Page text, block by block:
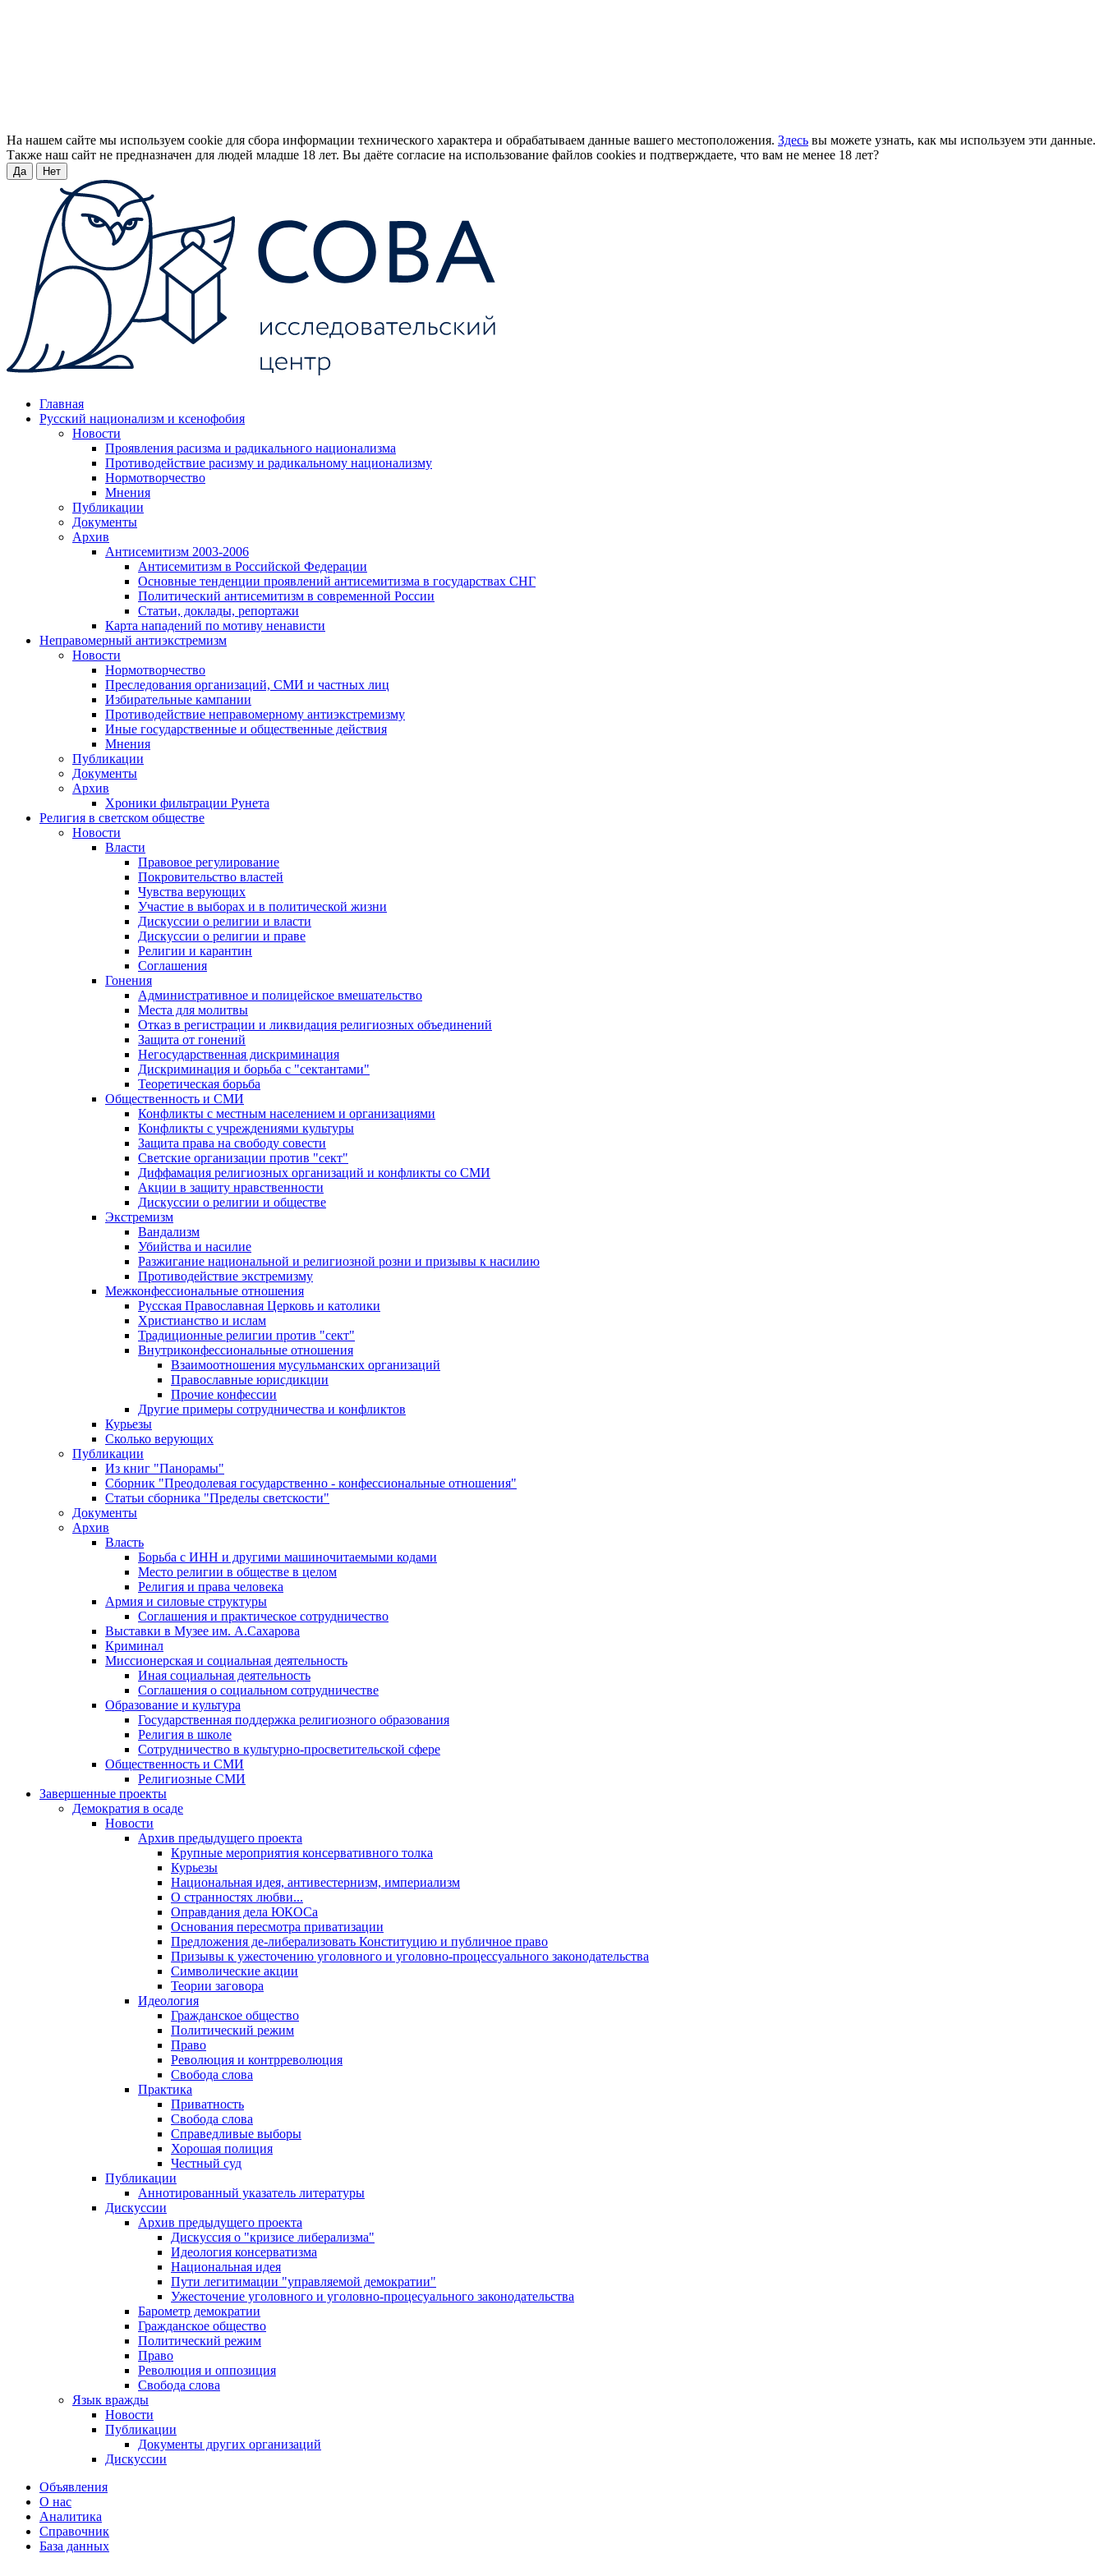
На нашем сайте мы используем cookie для сбора информации технического характера и обрабатываем данные вашего местоположения. Здесь вы можете узнать, как мы используем эти данные.
Также наш сайт не предназначен для людей младше 18 лет. Вы даёте согласие на использование файлов cookies и подтверждаете, что вам не менее 18 лет?
Да Нет
Главная
Русский национализм и ксенофобия
Новости
Проявления расизма и радикального национализма
Противодействие расизму и радикальному национализму
Нормотворчество
Мнения
Публикации
Документы
Архив
Антисемитизм 2003-2006
Антисемитизм в Российской Федерации
Основные тенденции проявлений антисемитизма в государствах СНГ
Политический антисемитизм в современной России
Статьи, доклады, репортажи
Карта нападений по мотиву ненависти
Неправомерный антиэкстремизм
Новости
Нормотворчество
Преследования организаций, СМИ и частных лиц
Избирательные кампании
Противодействие неправомерному антиэкстремизму
Иные государственные и общественные действия
Мнения
Публикации
Документы
Архив
Хроники фильтрации Рунета
Религия в светском обществе
Новости
Власти
Правовое регулирование
Покровительство властей
Чувства верующих
Участие в выборах и в политической жизни
Дискуссии о религии и власти
Дискуссии о религии и праве
Религии и карантин
Соглашения
Гонения
Административное и полицейское вмешательство
Места для молитвы
Отказ в регистрации и ликвидация религиозных объединений
Защита от гонений
Негосударственная дискриминация
Дискриминация и борьба с "сектантами"
Теоретическая борьба
Общественность и СМИ
Конфликты с местным населением и организациями
Конфликты с учреждениями культуры
Защита права на свободу совести
Светские организации против "сект"
Диффамация религиозных организаций и конфликты со СМИ
Акции в защиту нравственности
Дискуссии о религии и обществе
Экстремизм
Вандализм
Убийства и насилие
Разжигание национальной и религиозной розни и призывы к насилию
Противодействие экстремизму
Межконфессиональные отношения
Русская Православная Церковь и католики
Христианство и ислам
Традиционные религии против "сект"
Внутриконфессиональные отношения
Взаимоотношения мусульманских организаций
Православные юрисдикции
Прочие конфессии
Другие примеры сотрудничества и конфликтов
Курьезы
Сколько верующих
Публикации
Из книг "Панорамы"
Сборник "Преодолевая государственно - конфессиональные отношения"
Статьи сборника "Пределы светскости"
Документы
Архив
Власть
Борьба с ИНН и другими машиночитаемыми кодами
Место религии в обществе в целом
Религия и права человека
Армия и силовые структуры
Соглашения и практическое сотрудничество
Выставки в Музее им. А.Сахарова
Криминал
Миссионерская и социальная деятельность
Иная социальная деятельность
Соглашения о социальном сотрудничестве
Образование и культура
Государственная поддержка религиозного образования
Религия в школе
Сотрудничество в культурно-просветительской сфере
Общественность и СМИ
Религиозные СМИ
Завершенные проекты
Демократия в осаде
Новости
Архив предыдущего проекта
Крупные мероприятия консервативного толка
Курьезы
Национальная идея, антивестернизм, империализм
О странностях любви...
Оправдания дела ЮКОСа
Основания пересмотра приватизации
Предложения де-либерализовать Конституцию и публичное право
Призывы к ужесточению уголовного и уголовно-процессуального законодательства
Символические акции
Теории заговора
Идеология
Гражданское общество
Политический режим
Право
Революция и контрреволюция
Свобода слова
Практика
Приватность
Свобода слова
Справедливые выборы
Хорошая полиция
Честный суд
Публикации
Аннотированный указатель литературы
Дискуссии
Архив предыдущего проекта
Дискуссия о "кризисе либерализма"
Идеология консерватизма
Национальная идея
Пути легитимации "управляемой демократии"
Ужесточение уголовного и уголовно-процесуального законодательства
Барометр демократии
Гражданское общество
Политический режим
Право
Революция и оппозиция
Свобода слова
Язык вражды
Новости
Публикации
Документы других организаций
Дискуссии
Объявления
О нас
Аналитика
Справочник
База данных